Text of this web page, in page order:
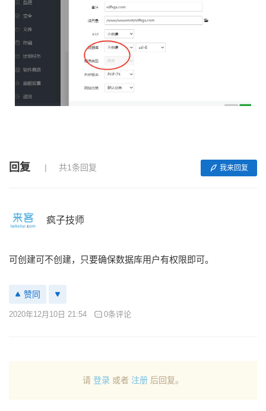
回复 共1条回复 我来回复
疯子技师
可创建可不创建，只要确保数据库用户有权限即可。
赞同
2020年12月10日 21:54 0条评论
请 登录 或者 注册 后回复。